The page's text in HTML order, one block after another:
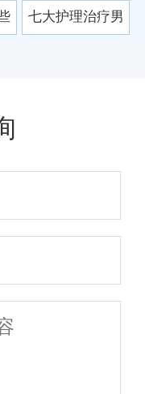
久坐
七大护理治疗男